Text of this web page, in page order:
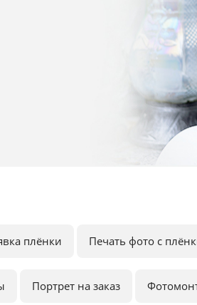
плёнки Печать фото с
Портрет на заказ